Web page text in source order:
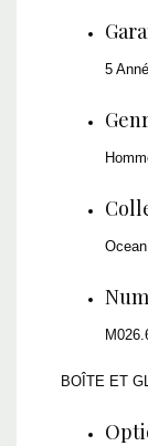
5
BOÎTE ET